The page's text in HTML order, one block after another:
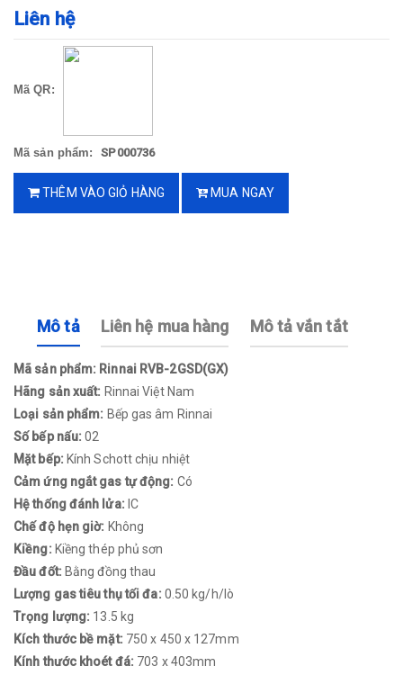
Liên hệ
Mã QR:
Mã sản phẩm: SP000736
THÊM VÀO GIỎ HÀNG MUA NGAY
Mô tả Liên hệ mua hàng Mô tả vắn tắt
Mã sản phẩm: Rinnai RVB-2GSD(GX)
Hãng sản xuất: Rinnai Việt Nam
Loại sản phẩm: Bếp gas âm Rinnai
Số bếp nấu:02
Mặt bếp: Kính Schott chịu nhiệt
Cảm ứng ngắt gas tự động: Có
Hệ thống đánh lửa: IC
Chế độ hẹn giờ: Không
Kiềng: Kiềng thép phủ sơn
Đầu đốt: Bằng đồng thau
Lượng gas tiêu thụ tối đa: 0.50 kg/h/lò
Trọng lượng: 13.5 kg
Kích thước bề mặt: 750 x 450 x 127mm
Kính thước khoét đá: 703 x 403mm